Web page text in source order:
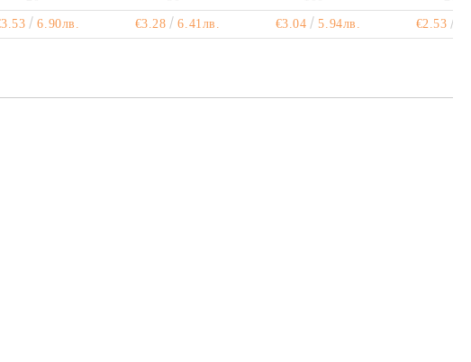
6.90лв. €3.28 6.41лв. €3.04 5.94лв. €2.53